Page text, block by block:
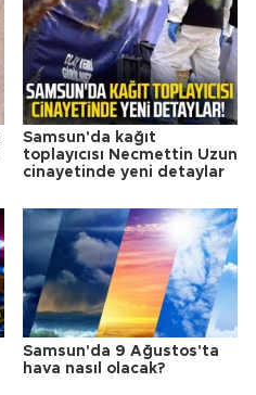
Samsun'da kağıt
toplayıcısı Necmettin Uzun
cinayetinde yeni detaylar
Samsun'da 9 Ağustos'ta
hava nasıl olacak?